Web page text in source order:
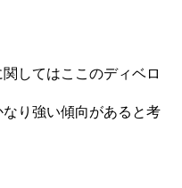
してはここのディベロ
り強い傾向があると考